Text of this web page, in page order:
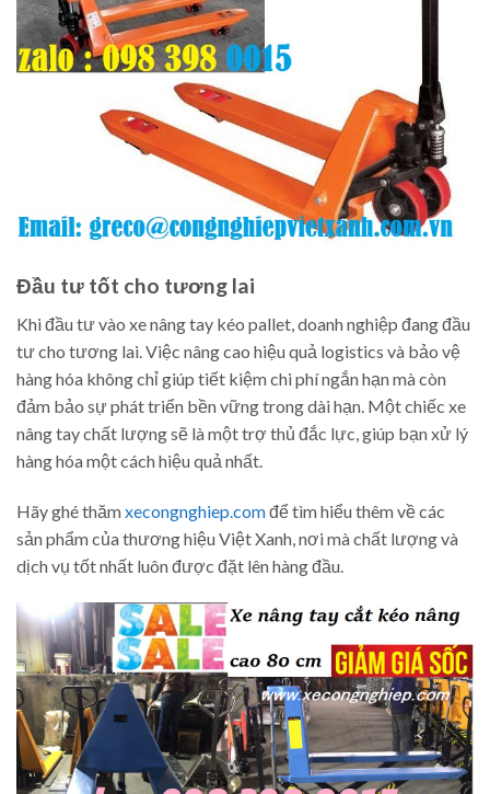
Đầu tư tốt cho tương lai
Khi đầu tư vào xe nâng tay kéo pallet, doanh nghiệp đang đầu
tư cho tương lai. Việc nâng cao hiệu quả logistics và bảo vệ
hàng hóa không chỉ giúp tiết kiệm chi phí ngắn hạn mà còn
đảm bảo sự phát triển bền vững trong dài hạn. Một chiếc xe
nâng tay chất lượng sẽ là một trợ thủ đắc lực, giúp bạn xử lý
hàng hóa một cách hiệu quả nhất.
Hãy ghé thămxecongnghiep.comđể tìm hiểu thêm về các
sản phẩm của thương hiệu Việt Xanh, nơi mà chất lượng và
dịch vụ tốt nhất luôn được đặt lên hàng đầu.